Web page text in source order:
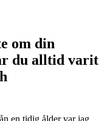
om din
du alltid varit
en tidig ålder var jag